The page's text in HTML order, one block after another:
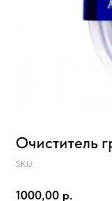
Очиститель
SKU:
1000,00 р.